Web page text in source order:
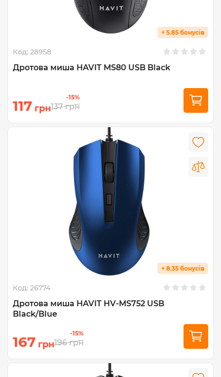
+ 5.85 бонусів
Код: 28958
Дротова миша HAVIT MS80 USB Black
117 грн
-15%
137 грн
+ 8.35 бонусів
Код: 26774
Дротова миша HAVIT HV-MS752 USB
Black/Blue
167 грн
-15%
196 грн